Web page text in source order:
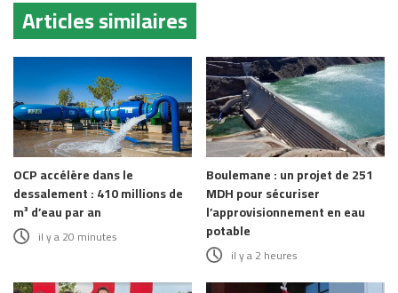
Articles similaires
OCP accélère dans le
dessalement : 410 millions de
m³ d’eau par an
il y a 20 minutes
Boulemane : un projet de 251
MDH pour sécuriser
l’approvisionnement en eau
potable
il y a 2 heures